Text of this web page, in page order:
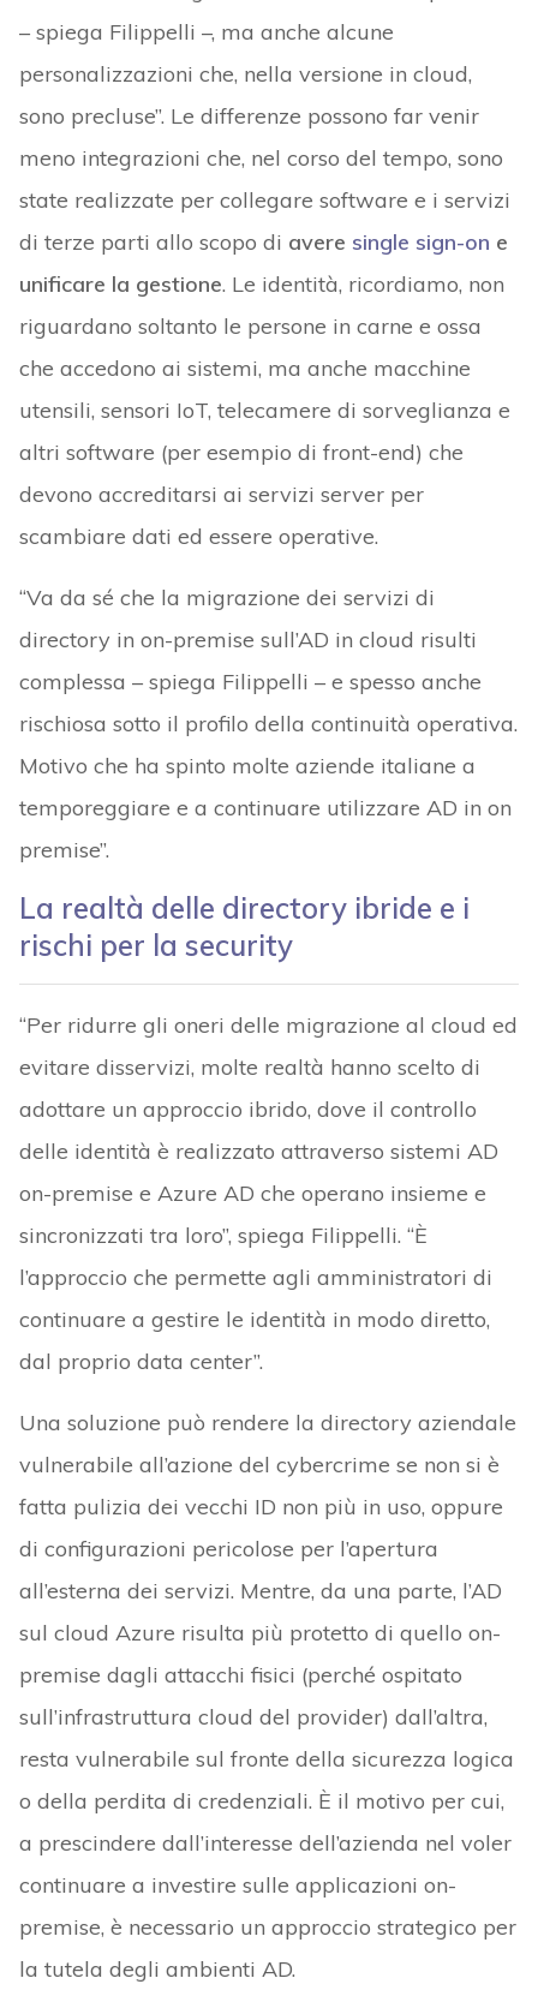
– spiega Filippelli –, ma anche alcune
personalizzazioni che, nella versione in cloud,
sono precluse”. Le differenze possono far venir
meno integrazioni che, nel corso del tempo, sono
state realizzate per collegare software e i servizi
di terze parti allo scopo di avere single sign-on e
unificare la gestione. Le identità, ricordiamo, non
riguardano soltanto le persone in carne e ossa
che accedono ai sistemi, ma anche macchine
utensili, sensori IoT, telecamere di sorveglianza e
altri software (per esempio di front-end) che
devono accreditarsi ai servizi server per
scambiare dati ed essere operative.
“Va da sé che la migrazione dei servizi di
directory in on-premise sull’AD in cloud risulti
complessa – spiega Filippelli – e spesso anche
rischiosa sotto il profilo della continuità operativa.
Motivo che ha spinto molte aziende italiane a
temporeggiare e a continuare utilizzare AD in on
premise”.
La realtà delle directory ibride e i
rischi per la security
“Per ridurre gli oneri delle migrazione al cloud ed
evitare disservizi, molte realtà hanno scelto di
adottare un approccio ibrido, dove il controllo
delle identità è realizzato attraverso sistemi AD
on-premise e Azure AD che operano insieme e
sincronizzati tra loro”, spiega Filippelli. “È
l’approccio che permette agli amministratori di
continuare a gestire le identità in modo diretto,
dal proprio data center”.
Una soluzione può rendere la directory aziendale
vulnerabile all’azione del cybercrime se non si è
fatta pulizia dei vecchi ID non più in uso, oppure
di configurazioni pericolose per l’apertura
all’esterna dei servizi. Mentre, da una parte, l’AD
sul cloud Azure risulta più protetto di quello on-
premise dagli attacchi fisici (perché ospitato
sull’infrastruttura cloud del provider) dall’altra,
resta vulnerabile sul fronte della sicurezza logica
o della perdita di credenziali. È il motivo per cui,
a prescindere dall’interesse dell’azienda nel voler
continuare a investire sulle applicazioni on-
premise, è necessario un approccio strategico per
la tutela degli ambienti AD.